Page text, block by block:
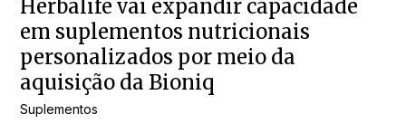
Herbalife vai expandir capacidade
em suplementos nutricionais
personalizados por meio da
aquisição da Bioniq
Suplementos